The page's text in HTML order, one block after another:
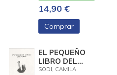
14,90 €
Comprar
EL PEQUEÑO
LIBRO DEL
DUELO
SODI, CAMILA